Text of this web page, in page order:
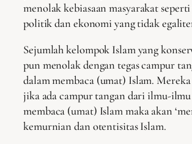
menolak kebiasaan masyarakat
politik dan ekonomi yang tidak
Sejumlah kelompok Islam yang
pun menolak dengan tegas campur
dalam membaca (umat) Islam.
jika ada campur tangan dari ilmu-
membaca (umat) Islam maka akan
kemurnian dan otentisitas Islam.